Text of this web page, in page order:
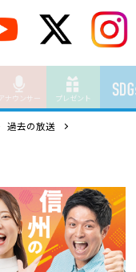
アナウンサー プレゼント
過去の放送